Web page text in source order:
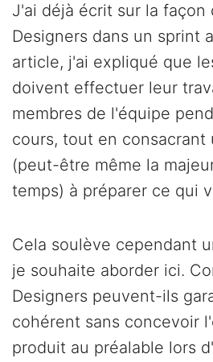
J'ai déjà écrit sur la façon
Designers dans un sprint
article, j'ai expliqué que
doivent effectuer leur
membres de l'équipe
cours, tout en consacrant
(peut-être même la
temps) à préparer ce qui
Cela soulève cependant
je souhaite aborder ici.
Designers peuvent-ils
cohérent sans concevoir
produit au préalable lors